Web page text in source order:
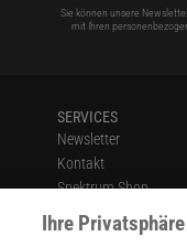
Sie können unsere
mit Ihren
SERVICES
Newsletter
Kontakt
Spektrum Shop
Im Handel kaufen
Presse
Ihre